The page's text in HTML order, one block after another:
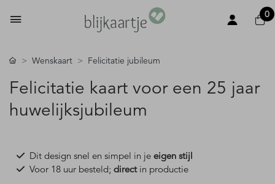
0
Wenskaart Felicitatie jubileum
Felicitatie kaart voor een 25 jaar
huwelijksjubileum
Dit design snel en simpel in je eigen stijl
Voor 18 uur besteld; directin productie